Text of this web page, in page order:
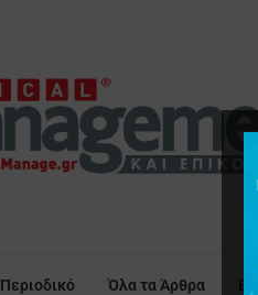
Περιοδικό Όλα τα Άρθρα